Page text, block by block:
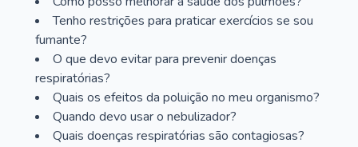
Tenho restrições para praticar exercícios se sou
fumante?
O que devo evitar para prevenir doenças
respiratórias?
Quais os efeitos da poluição no meu organismo?
Quando devo usar o nebulizador?
Quais doenças respiratórias são contagiosas?